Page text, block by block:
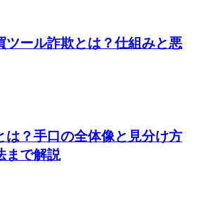
ツール詐欺とは？仕組みと悪
は？手口の全体像と見分け方
まで解説